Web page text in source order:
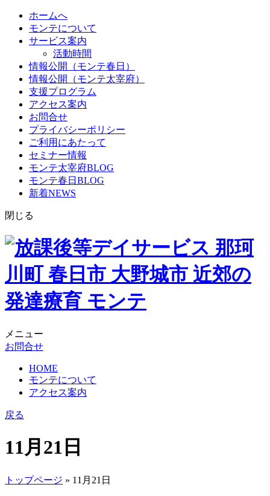
ホームへ
モンテについて
サービス案内
活動時間
情報公開（モンテ春日）
情報公開（モンテ太宰府）
支援プログラム
アクセス案内
お問合せ
プライバシーポリシー
ご利用にあたって
セミナー情報
モンテ太宰府BLOG
モンテ春日BLOG
新着NEWS
閉じる
メニュー
お問合せ
HOME
モンテについて
アクセス案内
戻る
11月21日
トップページ » 11月21日